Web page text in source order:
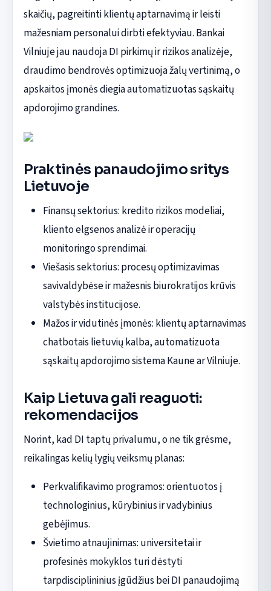
skaičių, pagreitinti klientų aptarnavimą ir leisti
mažesniam personalui dirbti efektyviau. Bankai
Vilniuje jau naudoja DI pirkimų ir rizikos analizėje,
draudimo bendrovės optimizuoja žalų vertinimą, o
apskaitos įmonės diegia automatizuotas sąskaitų
apdorojimo grandines.
Praktinės panaudojimo sritys
Lietuvoje
Finansų sektorius: kredito rizikos modeliai,
kliento elgsenos analizė ir operacijų
monitoringo sprendimai.
Viešasis sektorius: procesų optimizavimas
savivaldybėse ir mažesnis biurokratijos krūvis
valstybės institucijose.
Mažos ir vidutinės įmonės: klientų aptarnavimas
chatbotais lietuvių kalba, automatizuota
sąskaitų apdorojimo sistema Kaune ar Vilniuje.
Kaip Lietuva gali reaguoti:
rekomendacijos
Norint, kad DI taptų privalumu, o ne tik grėsme,
reikalingas kelių lygių veiksmų planas:
Perkvalifikavimo programos: orientuotos į
technologinius, kūrybinius ir vadybinius
gebėjimus.
Švietimo atnaujinimas: universitetai ir
profesinės mokyklos turi dėstyti
tarpdisciplininius įgūdžius bei DI panaudojimą